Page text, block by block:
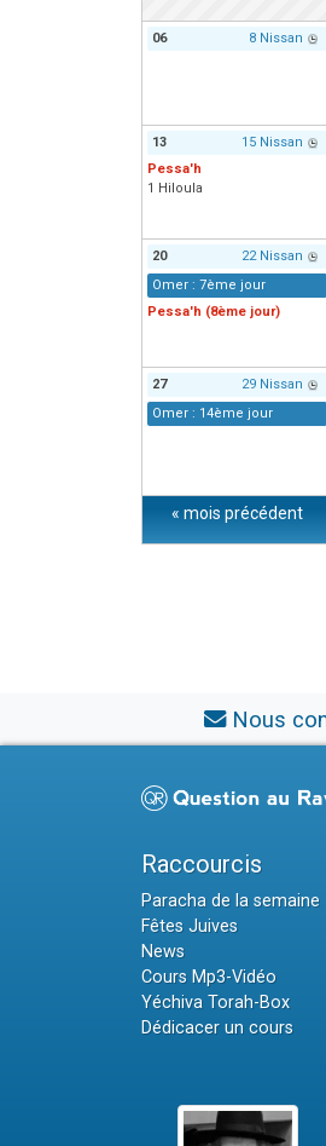
06 8 Nissan
13
15 Nissan
Pessa'h
1 Hiloula
20
22 Nissan
Omer : 7ème jour
Pessa'h (8ème jour)
27
29 Nissan
Omer : 14ème jour
« mois précédent
Nous
Raccourcis
Paracha de la semaine
Fêtes Juives
News
Cours Mp3-Vidéo
Yéchiva Torah-Box
Dédicacer un cours